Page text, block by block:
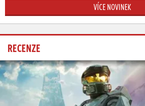
VÍCE NOVINEK
RECENZE